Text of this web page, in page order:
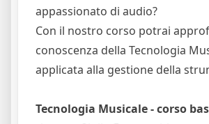
appassionato di audio?
Con il nostro corso potrai
conoscenza della Tecnologia
applicata alla gestione della
Tecnologia Musicale - corso